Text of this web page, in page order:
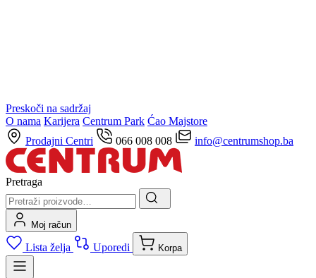
Preskoči na sadržaj
O nama Karijera Centrum Park Ćao Majstore
Prodajni Centri
066 008 008 info@centrumshop.ba
Pretraga
Moj račun
Lista želja Uporedi Korpa